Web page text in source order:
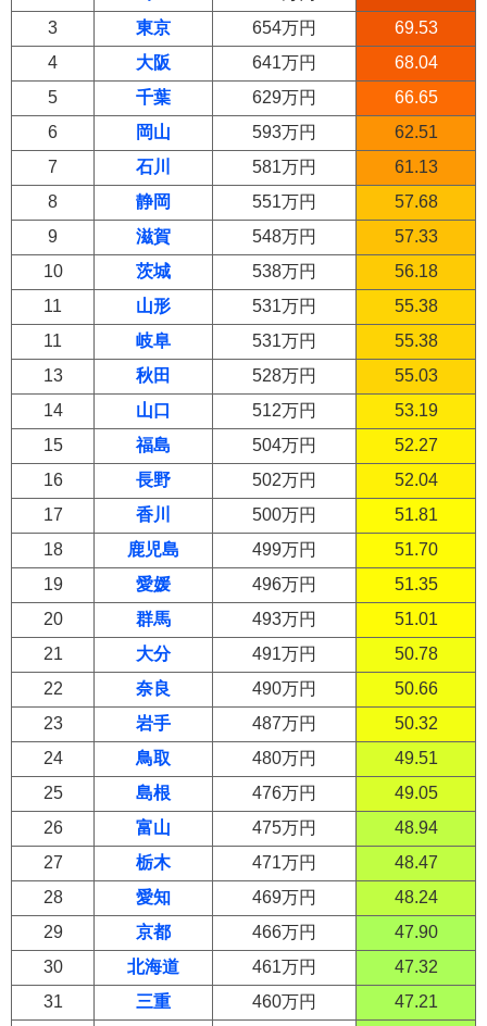
3
東京 654万円
69.53
4
大阪 641万円
68.04
5
千葉 629万円
66.65
6
岡山 593万円
62.51
7
石川 581万円
61.13
8
静岡 551万円
57.68
9
滋賀 548万円
57.33
10
茨城 538万円
56.18
11
山形 531万円
55.38
11
岐阜 531万円
55.38
13
秋田 528万円
55.03
14
山口 512万円
53.19
15
福島 504万円
52.27
16
長野 502万円
52.04
17
香川 500万円
51.81
18
鹿児島 499万円
51.70
19
愛媛 496万円
51.35
20
群馬 493万円
51.01
21
大分 491万円
50.78
22
奈良 490万円
50.66
23
岩手 487万円
50.32
24
鳥取 480万円
49.51
25
島根 476万円
49.05
26
富山 475万円
48.94
27
栃木 471万円
48.47
28
愛知 469万円
48.24
29
京都 466万円
47.90
30
北海道 461万円
47.32
31
三重 460万円
47.21